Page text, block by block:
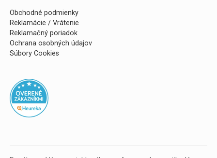
Obchodné podmienky
Reklamácie / Vrátenie
Reklamačný poriadok
Ochrana osobných údajov
Súbory Cookies